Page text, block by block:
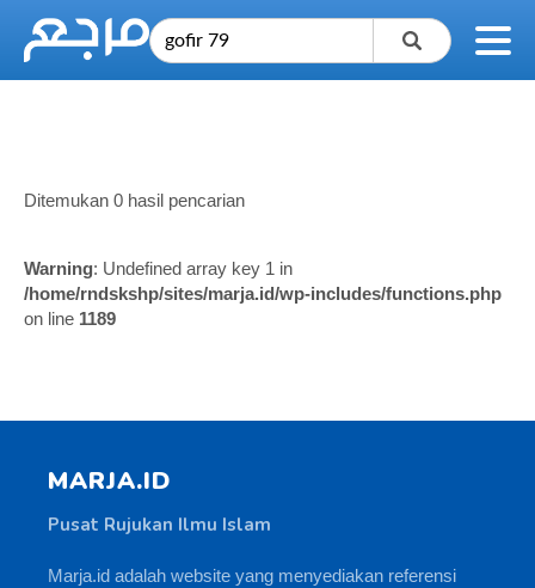
Ditemukan 0 hasil pencarian
Warning: Undefined array key 1 in
/home/rndskshp/sites/marja.id/wp-includes/functions.php
on line 1189
MARJA.ID
Pusat Rujukan Ilmu Islam
Marja.id adalah website yang menyediakan referensi